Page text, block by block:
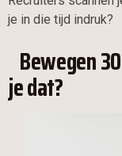
je in die tijd indruk?
Bewegen
je dat?